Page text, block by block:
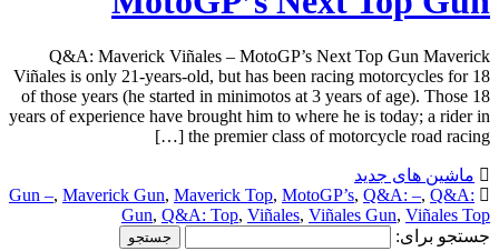
Q&A: Maverick Viñales – MotoGP’s Next Top Gun Maverick
Viñales is only 21-years-old, but has been racing motorcycles for 18
of those years (he started in minimotos at 3 years of age). Those 18
years of experience have brought him to where he is today; a rider in
the premier class of motorcycle road racing […]
ماشین های جدید
Gun –, Maverick Gun, Maverick Top, MotoGP’s, Q&A: –, Q&A:
Gun, Q&A: Top, Viñales, Viñales Gun, Viñales Top
جستجو برای: